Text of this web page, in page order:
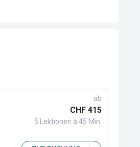
ab
CHF 415
5 Lektionen à 45 Min.